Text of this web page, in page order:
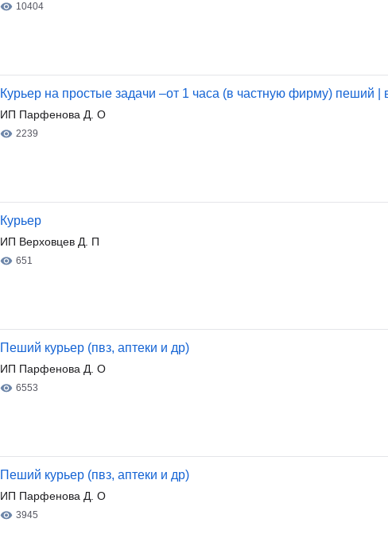
10404
Курьер на простые задачи –от 1 часа (в частную фирму) пеший |
ИП Парфенова Д. О
2239
Курьер
ИП Верховцев Д. П
651
Пеший курьер (пвз, аптеки и др)
ИП Парфенова Д. О
6553
Пеший курьер (пвз, аптеки и др)
ИП Парфенова Д. О
3945